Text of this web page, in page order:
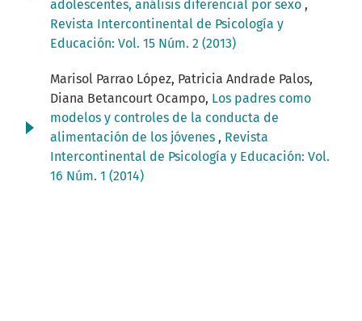
adolescentes, análisis diferencial por sexo ,
Revista Intercontinental de Psicología y
Educación: Vol. 15 Núm. 2 (2013)
Marisol Parrao López, Patricia Andrade Palos,
Diana Betancourt Ocampo, Los padres como
modelos y controles de la conducta de
alimentación de los jóvenes , Revista
Intercontinental de Psicología y Educación: Vol.
16 Núm. 1 (2014)